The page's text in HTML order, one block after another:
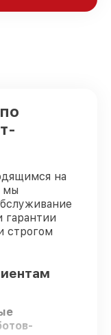
на
мы
гарантии
строгом